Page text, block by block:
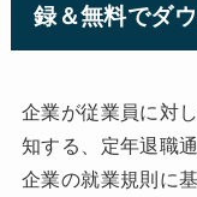
録＆無料でダ
企業が従業員に対
知する、定年退職
企業の就業規則に